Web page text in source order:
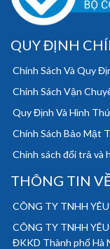
QUY ĐỊNH
Chính Sách Và Quy
Chính Sách Vận
Quy Định Và Hình
Chính Sách Bảo Mật
Chính sách đổi trả và
THÔNG TIN
CÔNG TY TNHH
CÔNG TY TNHH
ĐKKD Thành phố Hà